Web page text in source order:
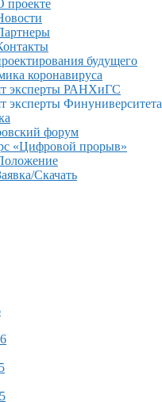
проекте
будущего
коронавируса
эксперты РАНХиГС
эксперты Финуниверситета
форум
«Цифровой прорыв»
Скачать